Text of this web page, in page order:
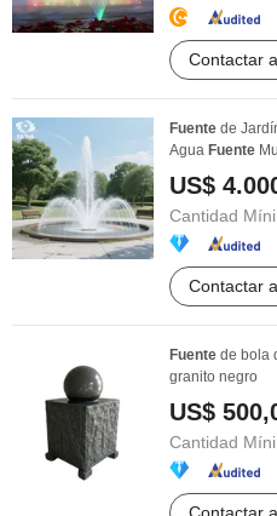
Contactar
Fuente de
Agua Fuente
US$
Cantidad
Contactar
Fuente de bola
granito negro
US$
Cantidad